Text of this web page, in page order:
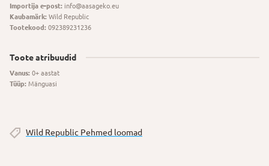
Importija e-post: info@aasageko.eu
Kaubamärk: Wild Republic
Tootekood: 092389231236
Toote atribuudid
Vanus: 0+ aastat
Tüüp: Mänguasi
Wild Republic Pehmed loomad